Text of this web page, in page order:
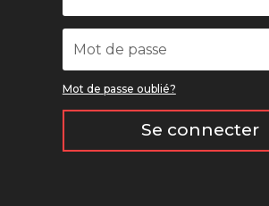
Mot de passe oublié?
Se connecter